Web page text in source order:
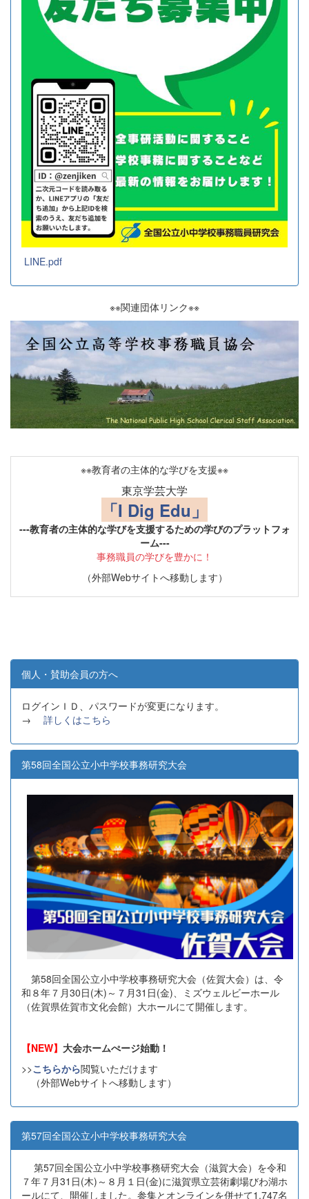
LINE.pdf
※※関連団体リンク※※
※※教育者の主体的な学びを支援※※
東京学芸大学
「I Dig Edu」
---教育者の主体的な学びを支援するための学びのプラットフォ
ーム---
事務職員の学びを豊かに！
（外部Webサイトへ移動します）
個人・賛助会員の方へ
ログインＩＤ、パスワードが変更になります。
→ 詳しくはこちら
第58回全国公立小中学校事務研究大会
第58回全国公立小中学校事務研究大会（佐賀大会）は、令
和８年７月30日(木)～７月31日(金)、ミズウェルビーホール
（佐賀県佐賀市文化会館）大ホールにて開催します。
【NEW】 大会ホームぺージ始動！
>>こちらから閲覧いただけます
（外部Webサイトへ移動します）
第57回全国公立小中学校事務研究大会
第57回全国公立小中学校事務研究大会（滋賀大会）を令和
７年７月31日(木)～８月１日(金)に滋賀県立芸術劇場びわ湖ホ
ールにて、開催しました。参集とオンラインを併せて1,747名